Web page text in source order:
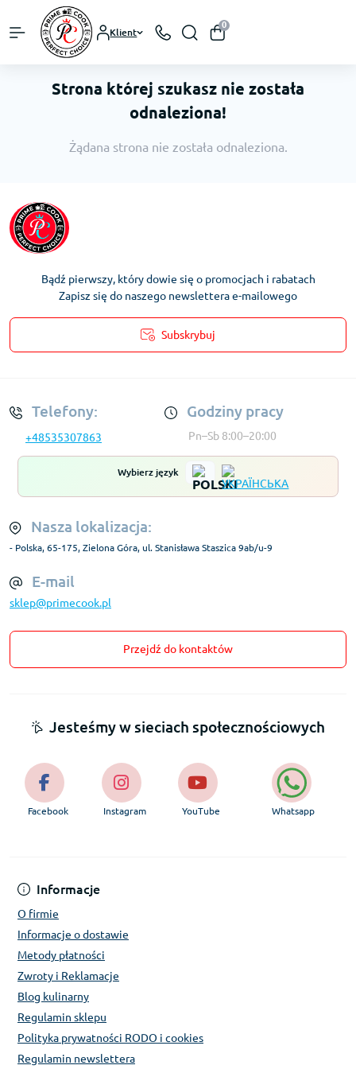
Klient
0
Strona której szukasz nie została
odnaleziona!
Żądana strona nie została odnaleziona.
Bądź pierwszy, który dowie się o promocjach i rabatach
Zapisz się do naszego newslettera e-mailowego
Subskrybuj
Telefony:
+48535307863
Godziny pracy
Pn–Sb 8:00–20:00
Wybierz język
Nasza lokalizacja:
- Polska, 65-175, Zielona Góra, ul. Stanisława Staszica 9ab/u-9
E-mail
sklep@primecook.pl
Przejdź do kontaktów
Informacje
O firmie
Informacje o dostawie
Metody płatności
Zwroty i Reklamacje
Blog kulinarny
Regulamin sklepu
Polityka prywatności RODO i cookies
Regulamin newslettera
Jesteśmy w sieciach społecznościowych
Facebook Instagram YouTube Whatsapp